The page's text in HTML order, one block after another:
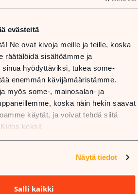
evästeitä
Ne ovat kivoja meille ja teille, koska
räätälöidä sisältöämme ja
sinua hyödyttäviksi, tukea some-
enemmän kävijämääristämme.
myös some-, mainosalan- ja
koska näin hekin saavat
käytät, ja voivat tehdä siitä
keksi!
Näytä tiedot
Salli kaikki